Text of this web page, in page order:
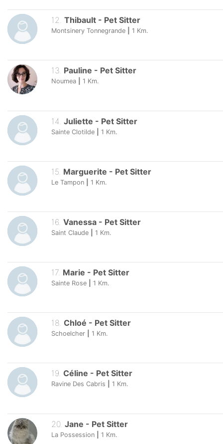
12. Thibault - Pet Sitter
Montsinery Tonnegrande 1 Km.
13. Pauline - Pet Sitter
Noumea 1 Km.
14 Juliette - Pet Sitter
Sainte Clotilde 1 Km.
15 Marguerite - Pet Sitter
Le Tampon 1 Km.
16 Vanessa - Pet Sitter
Saint Claude 1 Km.
17. Marie - Pet Sitter
Sainte Rose 1 Km.
18. Chloé - Pet Sitter
Schoelcher 1 Km.
19. Céline - Pet Sitter
Ravine Des Cabris 1 Km.
20. Jane - Pet Sitter
La Possession 1 Km.